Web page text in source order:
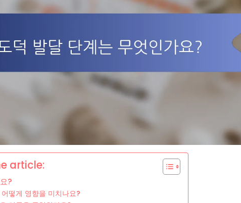
article:
?
떻게 영향을 미치나요?